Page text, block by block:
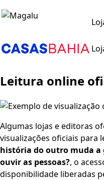
Leitura online
Algumas lojas e editoras
visualizações oficiais para
história do outro muda a
ouvir as pessoas?, o
disponibilidade liberadas